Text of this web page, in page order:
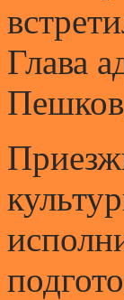
Глава